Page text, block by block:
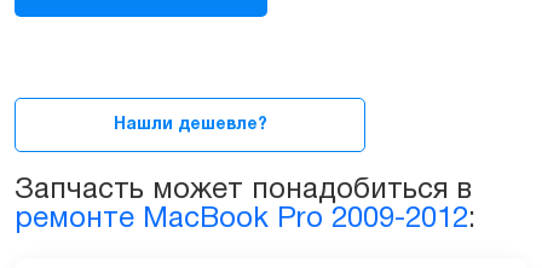
для
2008-
quantity
Нашли дешевле?
Запчасть может понадобиться в
ремонте MacBook Pro 2009-2012: